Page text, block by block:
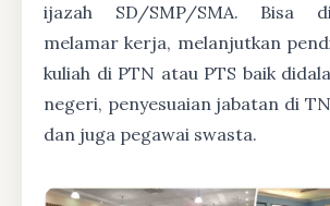
ijazah SD/SMP/SMA. Bisa
melamar kerja, melanjutkan
kuliah di PTN atau PTS baik
negeri, penyesuaian jabatan di
dan juga pegawai swasta.